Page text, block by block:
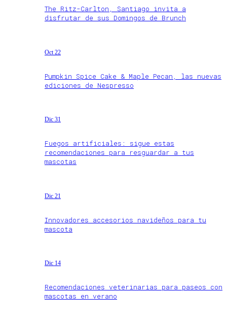
The Ritz-Carlton, Santiago invita a
disfrutar de sus Domingos de Brunch
Oct 22
Pumpkin Spice Cake & Maple Pecan, las nuevas
ediciones de Nespresso
Dic 31
Fuegos artificiales: sigue estas
recomendaciones para resguardar a tus
mascotas
Dic 21
Innovadores accesorios navideños para tu
mascota
Dic 14
Recomendaciones veterinarias para paseos con
mascotas en verano